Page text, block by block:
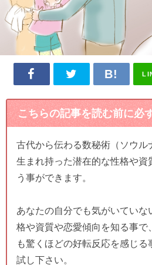
こちらの記事を読む前に必
古代から伝わる数秘術（ソウル
生まれ持った潜在的な性格や資
う事ができます。
あなたの自分でも気がいていな
格や資質や恋愛傾向を知る事で
も驚くほどの好転反応を感じる
試し下さい。